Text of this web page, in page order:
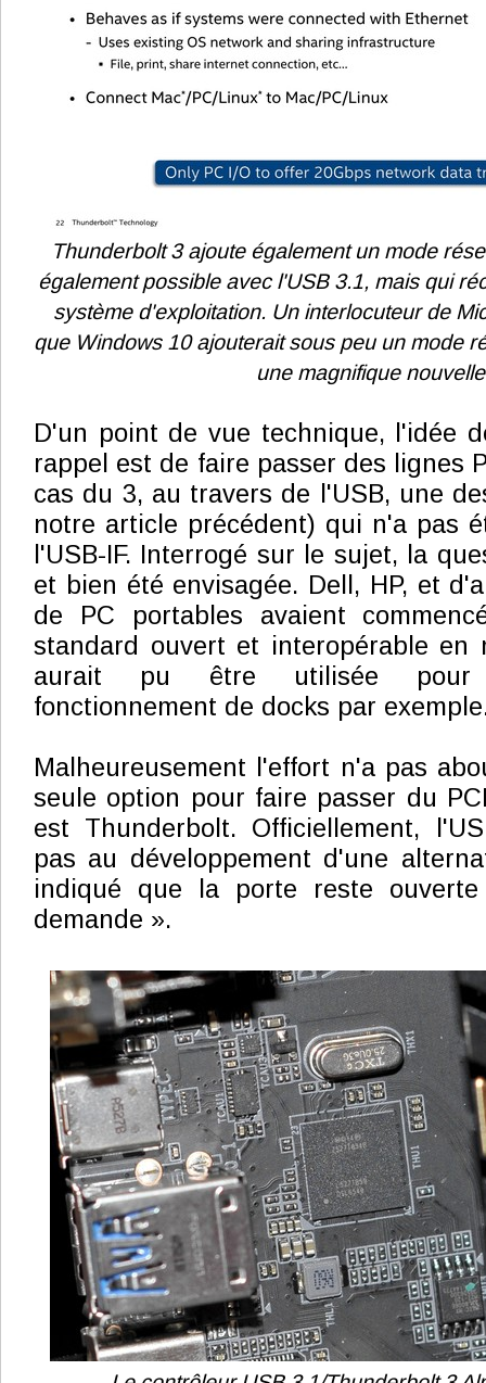
Thunderbolt 3 ajoute également un mode
également possible avec l'USB 3.1, mais qui
système d'exploitation. Un interlocuteur de
que Windows 10 ajouterait sous peu un mode
une magnifique
D'un point de vue technique, l'idée
rappel est de faire passer des lignes
cas du 3, au travers de l'USB, une
notre article précédent) qui n'a pas
l'USB-IF. Interrogé sur le sujet, la
et bien été envisagée. Dell, HP, et
de PC portables avaient
standard ouvert et interopérable en
aurait pu être utilisée pour
fonctionnement de docks par
Malheureusement l'effort n'a pas
seule option pour faire passer du
est Thunderbolt. Officiellement,
pas au développement d'une
indiqué que la porte reste
demande ».